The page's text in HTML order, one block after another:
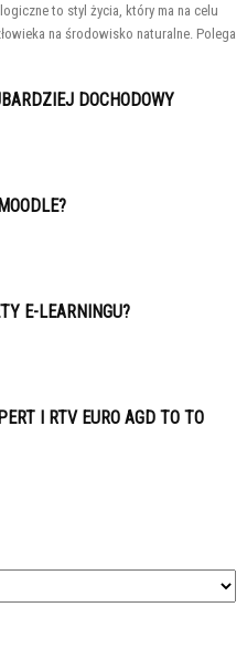
to styl życia, który ma na celu
na środowisko naturalne. Polega
DOCHODOWY
E-LEARNINGU?
I RTV EURO AGD TO TO